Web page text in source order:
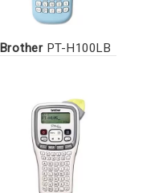
BrotherPT-H100LB